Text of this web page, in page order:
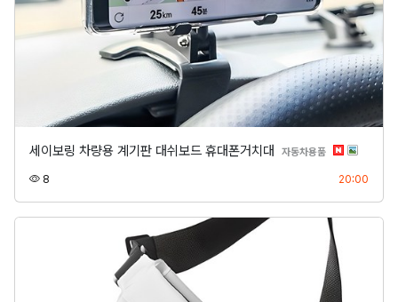
세이보링 차량용 계기판 대쉬보드 휴대폰거치대 자동차용품분류
8 20:00